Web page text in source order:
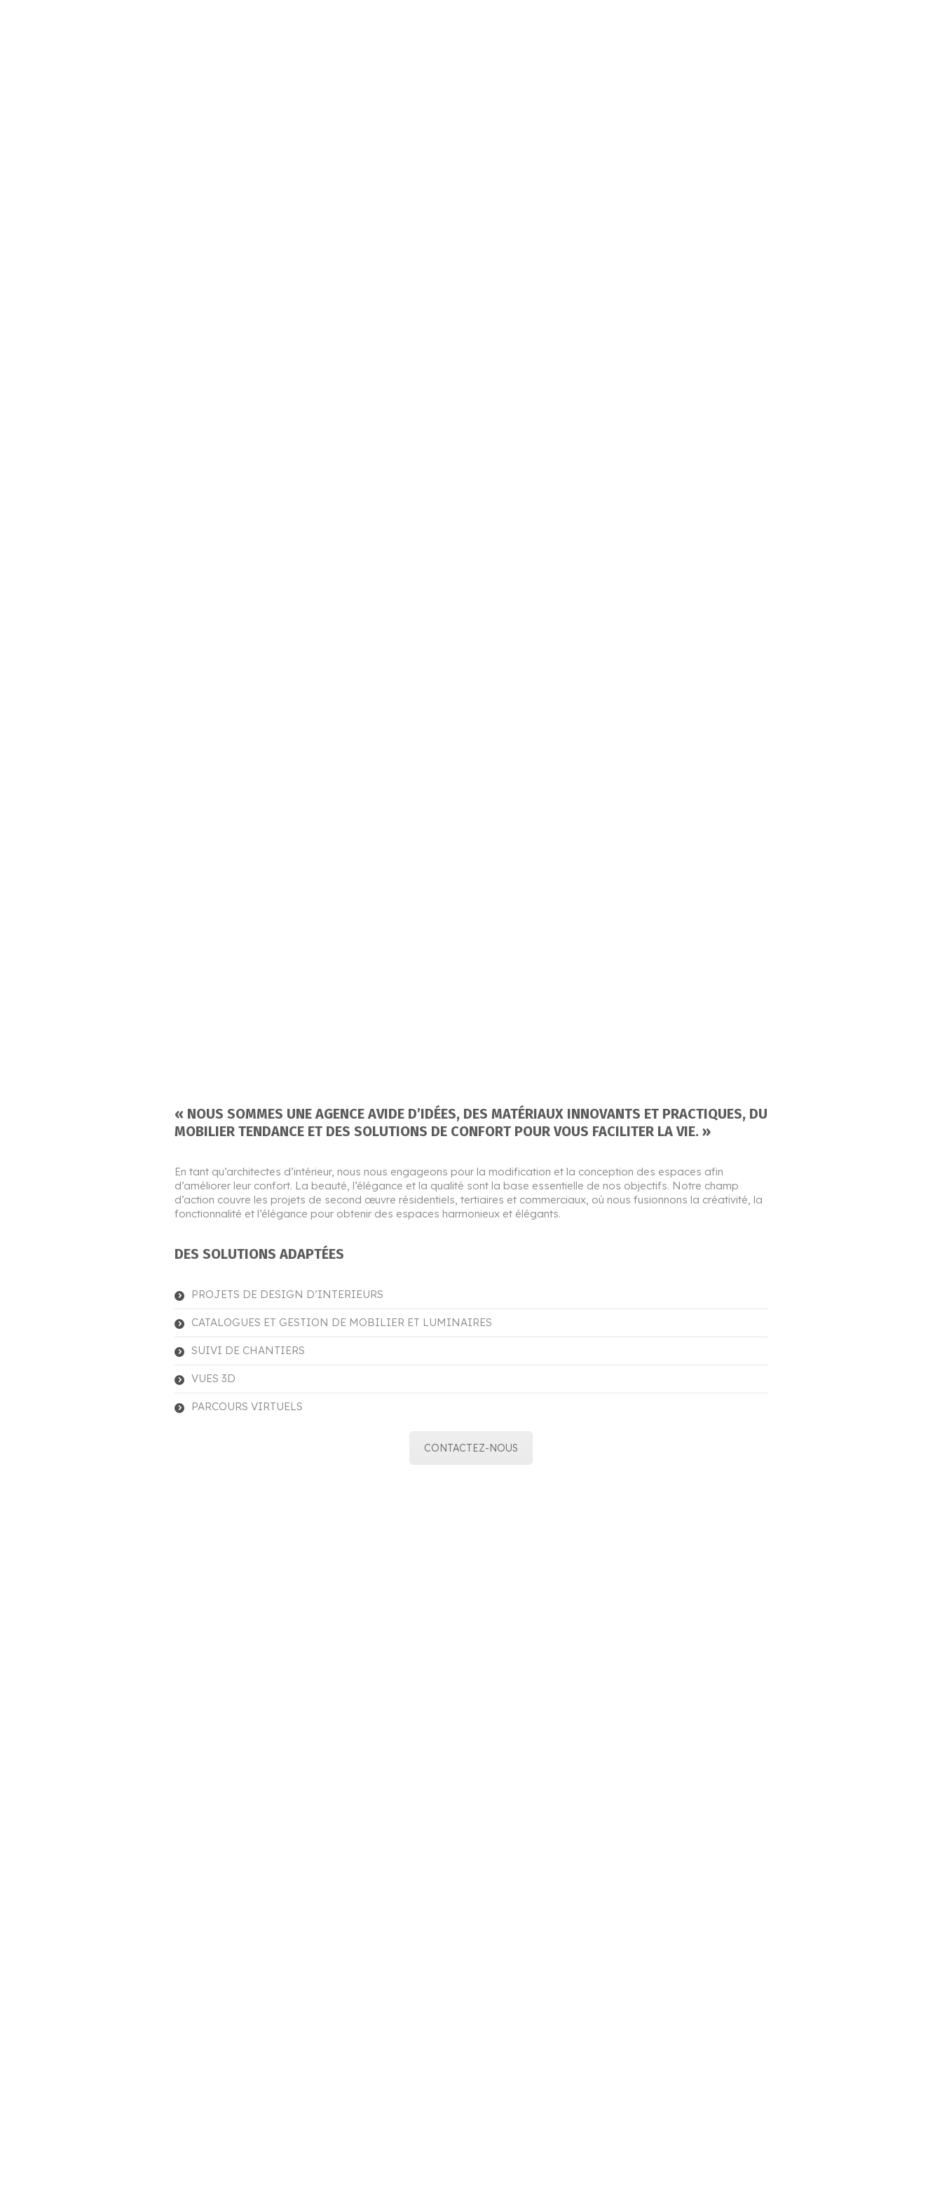
« NOUS SOMMES UNE AGENCE AVIDE D’IDÉES, DES MATÉRIAUX INNOVANTS ET PRACTIQUES, DU
MOBILIER TENDANCE ET DES SOLUTIONS DE CONFORT POUR VOUS FACILITER LA VIE. »
En tant qu’architectes d’intérieur, nous nous engageons pour la modification et la conception des espaces afin
d’améliorer leur confort. La beauté, l’élégance et la qualité sont la base essentielle de nos objectifs. Notre champ
d’action couvre les projets de second œuvre résidentiels, tertiaires et commerciaux, où nous fusionnons la créativité, la
fonctionnalité et l’élégance pour obtenir des espaces harmonieux et élégants.
DES SOLUTIONS ADAPTÉES
PROJETS DE DESIGN D’INTERIEURS
CATALOGUES ET GESTION DE MOBILIER ET LUMINAIRES
SUIVI DE CHANTIERS
VUES 3D
PARCOURS VIRTUELS
CONTACTEZ-NOUS